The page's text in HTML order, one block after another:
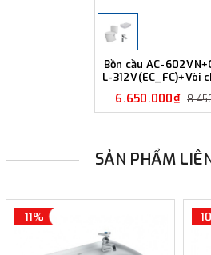
Bồn cầu AC-
L-312V(EC_FC)+Vòi
6.650.000₫
SẢN PHẨM
11%